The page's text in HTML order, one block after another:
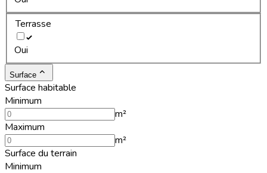
Terrasse
Oui
Surface
Surface habitable
Minimum
m²
Maximum
m²
Surface du terrain
Minimum